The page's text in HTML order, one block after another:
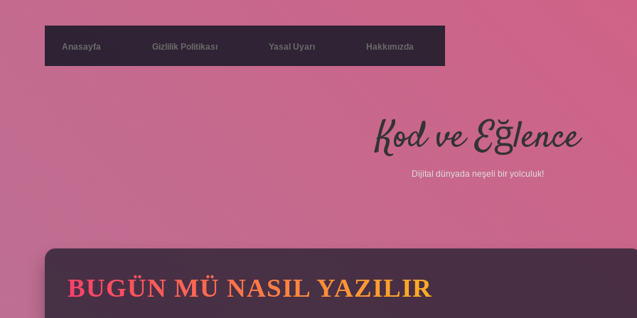
Anasayfa Gizlilik Politikası Yasal Uyarı Hakkımızda
Kod ve Eğlence
Dijital dünyada neşeli bir yolculuk!
BUGÜN MÜ NASIL YAZILIR